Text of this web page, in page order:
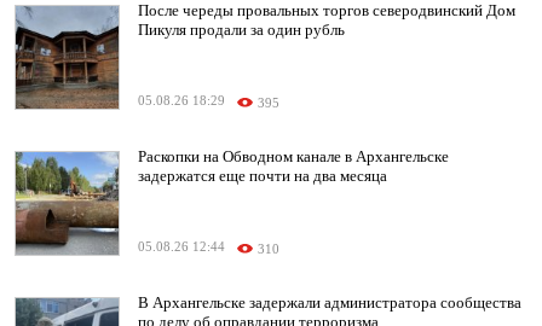
После череды провальных торгов северодвинский Дом
Пикуля продали за один рубль
05.08.26 18:29 395
Раскопки на Обводном канале в Архангельске
задержатся еще почти на два месяца
05.08.26 12:44 310
В Архангельске задержали администратора сообщества
по делу об оправдании терроризма